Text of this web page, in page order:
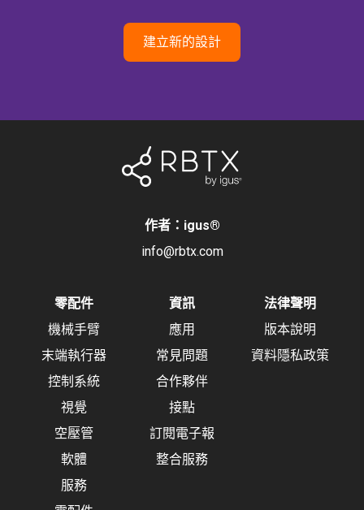
建立新的設計
作者：igus®
info@rbtx.com
零配件
機械手臂
末端執行器
控制系統
視覺
空壓管
軟體
服務
資訊
應用
常見問題
合作夥伴
接點
訂閱電子報
整合服務
法律聲明
版本說明
資料隱私政策